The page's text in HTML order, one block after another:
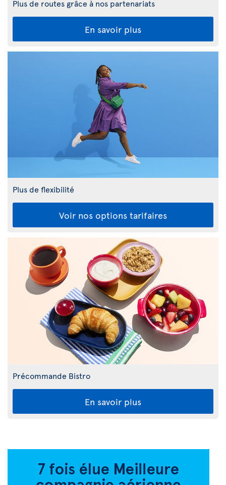
Plus de routes grâce à nos partenariats
En savoir plus
Plus de flexibilité
Voir nos options tarifaires
Précommande Bistro
En savoir plus